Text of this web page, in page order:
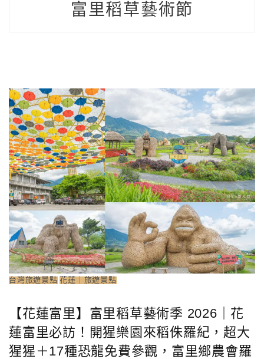
富里稻草藝術節
台灣旅遊景點 花蓮｜旅遊景點
【花蓮富里】富里稻草藝術季 2026｜花
蓮富里必訪！開猩樂園來稻侏羅紀，超大
猩猩＋17種恐龍免費參觀，富里鄉農會羅